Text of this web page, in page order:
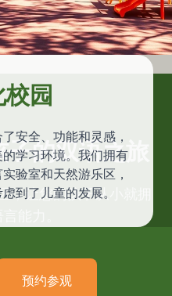
园
安全、功能和灵感，
学习环境。我们拥有
验室和天然游乐区，
到了儿童的发展。
的双语之旅
，让您的孩子从小就拥
预约参观